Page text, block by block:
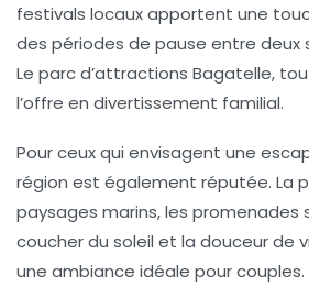
festivals locaux apportent une
des périodes de pause entre deux
Le parc d’attractions Bagatelle,
l’offre en divertissement familial.
Pour ceux qui envisagent une
région est également réputée. La
paysages marins, les promenades
coucher du soleil et la douceur de
une ambiance idéale pour